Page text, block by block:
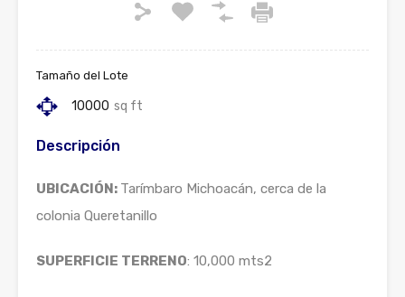
Tamaño del Lote
10000 sq ft
Descripción
UBICACIÓN: Tarímbaro Michoacán, cerca de la
colonia Queretanillo
SUPERFICIE TERRENO: 10,000 mts2